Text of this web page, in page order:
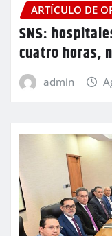
ARTÍCULO DE
SNS:
cuatro horas,
admin